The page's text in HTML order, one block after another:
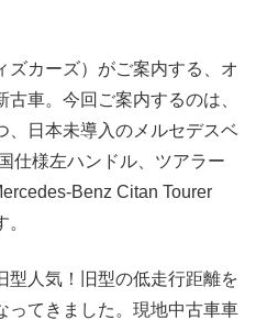
ズカーズ）がご案内する、オ
車。今回ご案内するのは、
、日本未導入のメルセデスベ
仕様左ハンドル、ツアラー
Benz Citan Tourer
型人気！旧型の低走行距離を
ってきました。現地中古車車